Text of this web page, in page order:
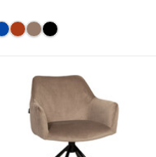
#0648a8
#ac3c17
#967b6a
#000000